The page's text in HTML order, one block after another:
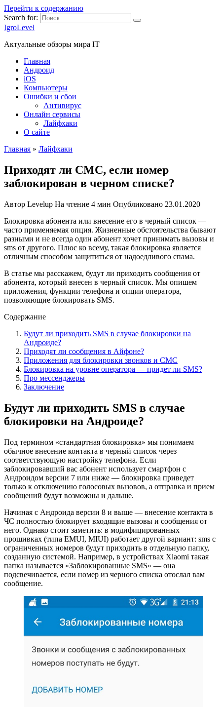
Перейти к содержанию
Search for:
IgroLevel
Актуальные обзоры мира IT
Главная
Андроид
iOS
Компьютеры
Ошибки и сбои
Антивирус
Онлайн сервисы
Лайфхаки
О сайте
Главная » Лайфхаки
Приходят ли СМС, если номер
заблокирован в черном списке?
Автор Levelup На чтение 4 мин Опубликовано 23.01.2020
Блокировка абонента или внесение его в черный список —
часто применяемая опция. Жизненные обстоятельства бывают
разными и не всегда один абонент хочет принимать вызовы и
sms от другого. Плюс ко всему, такая блокировка является
отличным способом защититься от надоедливого спама.
В статье мы расскажем, будут ли приходить сообщения от
абонента, который внесен в черный список. Мы опишем
приложения, функции телефона и опции оператора,
позволяющие блокировать SMS.
Содержание
Будут ли приходить SMS в случае блокировки на
Андроиде?
Приходят ли сообщения в Айфоне?
Приложения для блокировки звонков и СМС
Блокировка на уровне оператора — придет ли SMS?
Про мессенджеры
Заключение
Будут ли приходить SMS в случае
блокировки на Андроиде?
Под термином «стандартная блокировка» мы понимаем
обычное внесение контакта в черный список через
соответствующую настройку телефона. Если
заблокировавший вас абонент использует смартфон с
Андроидом версии 7 или ниже — блокировка приведет
только к отключению голосовых вызовов, а отправка и прием
сообщений будут возможны и дальше.
Начиная с Андроида версии 8 и выше — внесение контакта в
ЧС полностью блокирует входящие вызовы и сообщения от
него. Однако стоит заметить: в модифицированных
прошивках (типа EMUI, MIUI) работает другой вариант: sms с
ограниченных номеров будут приходить в отдельную папку,
созданную системой. Например, в устройствах Xiaomi такая
папка называется «Заблокированные SMS» — она
подсвечивается, если номер из черного списка отослал вам
сообщение.